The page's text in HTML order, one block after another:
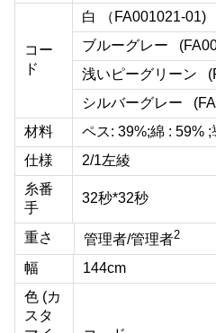
コー
ド
白 （ FA001021-01)
ブルーグレー
浅いピーグリーン
シルバーグレー
材料
ペス: 39%;綿 : 59%
仕様
2/1左綾
糸番
手
32秒*32秒
重さ 管理者/管理者2
幅
144cm
色 (カ
スタ